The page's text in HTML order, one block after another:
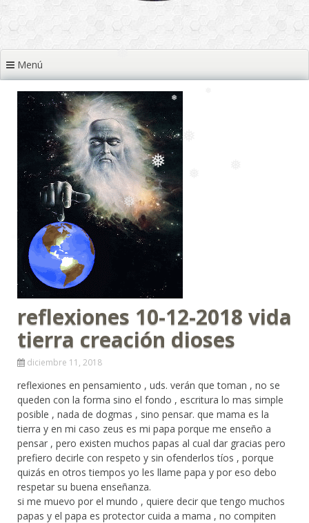
❅
❅
❅
❅
❅
❅
❅ ❅
❅
Menú
reflexiones 10-12-2018 vida
tierra creación dioses
diciembre 11, 2018
reflexiones en pensamiento , uds. verán que toman , no se
queden con la forma sino el fondo , escritura lo mas simple
posible , nada de dogmas , sino pensar. que mama es la
tierra y en mi caso zeus es mi papa porque me enseño a
pensar , pero existen muchos papas al cual dar gracias pero
prefiero decirle con respeto y sin ofenderlos tíos , porque
quizás en otros tiempos yo les llame papa y por eso debo
respetar su buena enseñanza.
si me muevo por el mundo , quiere decir que tengo muchos
papas y el papa es protector cuida a mama , no compiten